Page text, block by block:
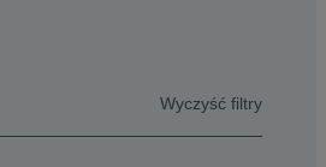
Wyczyść filtry